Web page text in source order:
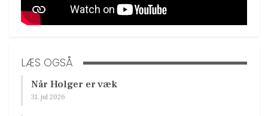
LÆS OGSÅ
Når Holger er væk
31. jul 2026